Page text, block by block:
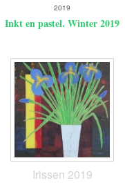
2019
Inkt en pastel. Winter 2019
Irissen 2019